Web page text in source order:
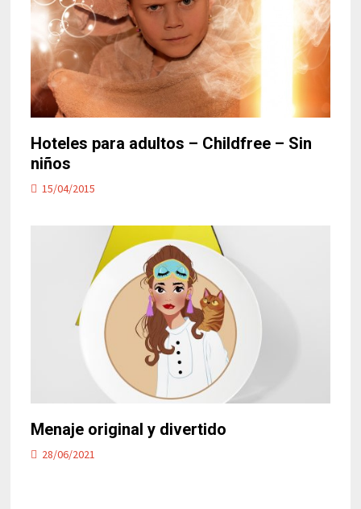
Hoteles para adultos – Childfree – Sin
niños
15/04/2015
Menaje original y divertido
28/06/2021